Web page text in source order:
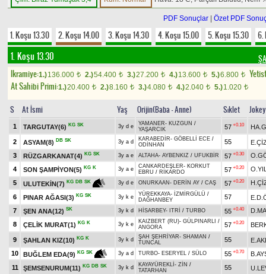
PDF Sonuçlar Özet PDF
1. Koşu 13.30 2. Koşu 14.00 3. Koşu 14.30 4. Koşu 15.00 5. Koşu 15.30 6.
1. Koşu 13.30
Ikramiye:1.)136.000 t 2.)54.400 t 3.)27.200 t 4.)13.600 t 5.)6.800 t
At Sahibi Primi:1.)20.400 t 2.)8.160 t 3.)4.080 t 4.)2.040 t 5.)1.020 t
S At İsmi Yaş Orijin(Baba - Anne) Sıklet Jokey
1 TARGUTAY(6) KG SK 3y d e YAMANER- KUZGUN /
YAŞARCIK
57 +0.10
2 ASYAM(8) DB SK 3y a d KARABEDİR- GÖBELLİ ECE /
ODİNHAN
55
3
RÜZGARKANAT(4) KG SK 3y a e ALTAHA- AYBENKIZ / UFUKBİR 57 +0.30
4
SON ŞAMPİYON(5) KG K 3y a e CANKARDEŞLER- KORKUT
EBRU / RİKARDO 57 +0.20
5
ULUTEKİN(7) KG DB SK 3y d e ONURKAAN - DERİN AY / CAŞ 57 +0.20
6
PINAR AĞASI(3) KG SK 3y k e YÜREKKAYA- İZMİRGÜLÜ /
DAĞHANBEY
57
7
ŞEN ANA(12) SK 3y k d HİSARBEY- ITRİ / TURBO 55 +0.40
8
ÇELİK MURAT(1) KG K 3y k e KAIZBERT (RU)- GÜLPINARLI /
ANGORA
57 +0.20
9 ŞAHLAN KIZ(10) KG K 3y k d ŞAH ŞEHRİYAR- SHAMAN /
TUNCAL
55
10
BUĞLEM EDA(9) KG SK 3y a d TURBO- ESERYEL / SÜLO 55 +0.70
11
ŞEMSENURUM(11) KG DB SK 3y k d KAYAYÜREKLİ - ZİN /
TATARHAN
55